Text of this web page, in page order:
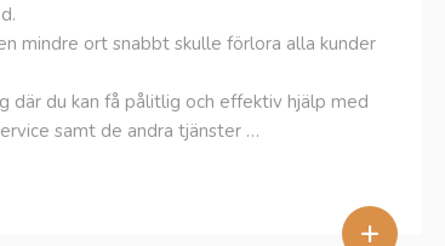
mindre ort snabbt skulle förlora alla kunder
där du kan få pålitlig och effektiv hjälp med
samt de andra tjänster …
+